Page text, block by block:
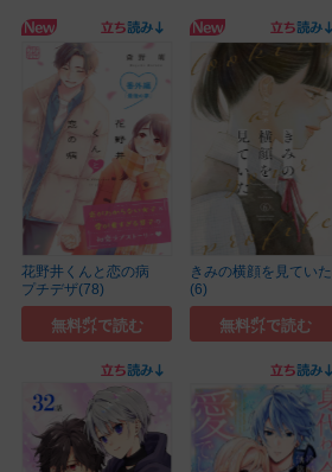
花野井くんと恋の病
プチデザ(78)
無料㌽で読む
きみの横顔を見ていた
(6)
無料㌽で読む